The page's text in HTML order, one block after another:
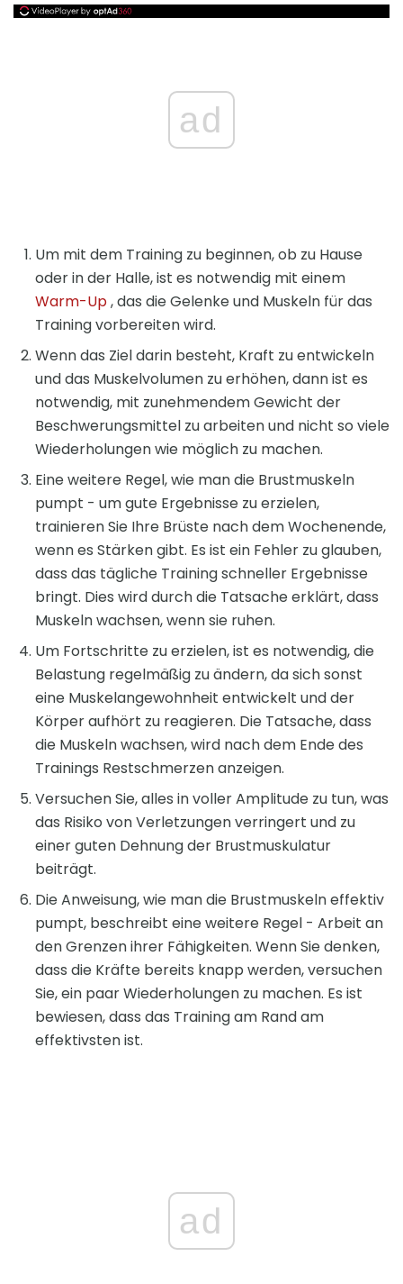
ad
Um mit dem Training zu beginnen, ob zu Hause
oder in der Halle, ist es notwendig mit einem
Warm-Up, das die Gelenke und Muskeln für das
Training vorbereiten wird.
Wenn das Ziel darin besteht, Kraft zu entwickeln
und das Muskelvolumen zu erhöhen, dann ist es
notwendig, mit zunehmendem Gewicht der
Beschwerungsmittel zu arbeiten und nicht so viele
Wiederholungen wie möglich zu machen.
Eine weitere Regel, wie man die Brustmuskeln
pumpt - um gute Ergebnisse zu erzielen,
trainieren Sie Ihre Brüste nach dem Wochenende,
wenn es Stärken gibt. Es ist ein Fehler zu glauben,
dass das tägliche Training schneller Ergebnisse
bringt. Dies wird durch die Tatsache erklärt, dass
Muskeln wachsen, wenn sie ruhen.
Um Fortschritte zu erzielen, ist es notwendig, die
Belastung regelmäßig zu ändern, da sich sonst
eine Muskelangewohnheit entwickelt und der
Körper aufhört zu reagieren. Die Tatsache, dass
die Muskeln wachsen, wird nach dem Ende des
Trainings Restschmerzen anzeigen.
Versuchen Sie, alles in voller Amplitude zu tun, was
das Risiko von Verletzungen verringert und zu
einer guten Dehnung der Brustmuskulatur
beiträgt.
Die Anweisung, wie man die Brustmuskeln effektiv
pumpt, beschreibt eine weitere Regel - Arbeit an
den Grenzen ihrer Fähigkeiten. Wenn Sie denken,
dass die Kräfte bereits knapp werden, versuchen
Sie, ein paar Wiederholungen zu machen. Es ist
bewiesen, dass das Training am Rand am
effektivsten ist.
ad